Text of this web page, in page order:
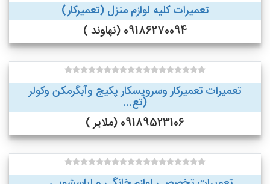
تعمیرات کلیه لوازم منزل (تعمیرکار)
09186270094 (نهاوند )
تعمیرات تعمیرکار وسرویسکار پکیج وآبگرمکن وکولر
(تع...
09189523106 (ملایر )